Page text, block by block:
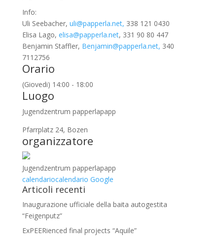
Info:
Uli Seebacher, uli@papperla.net, 338 121 0430
Elisa Lago, elisa@papperla.net, 331 90 80 447
Benjamin Staffler, Benjamin@papperla.net, 340
7112756
Orario
(Giovedi) 14:00 - 18:00
Luogo
Jugendzentrum papperlapapp
Pfarrplatz 24, Bozen
organizzatore
Jugendzentrum papperlapapp
calendariocalendario Google
Articoli recenti
Inaugurazione ufficiale della baita autogestita
“Feigenputz”
ExPEERienced final projects “Aquile”